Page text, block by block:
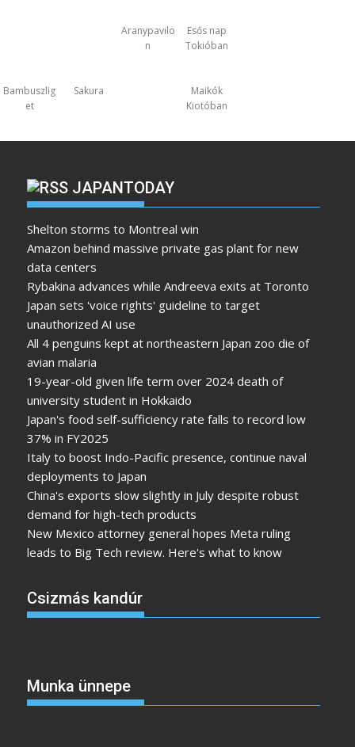
Aranypavilo
n
Esős nap
Tokióban
Bambuszlig
et
Sakura
Maikók
Kiotóban
JAPANTODAY
Shelton storms to Montreal win
Amazon behind massive private gas plant for new
data centers
Rybakina advances while Andreeva exits at Toronto
Japan sets 'voice rights' guideline to target
unauthorized AI use
All 4 penguins kept at northeastern Japan zoo die of
avian malaria
19-year-old given life term over 2024 death of
university student in Hokkaido
Japan's food self-sufficiency rate falls to record low
37% in FY2025
Italy to boost Indo-Pacific presence, continue naval
deployments to Japan
China's exports slow slightly in July despite robust
demand for high-tech products
New Mexico attorney general hopes Meta ruling
leads to Big Tech review. Here's what to know
Csizmás kandúr
Munka ünnepe